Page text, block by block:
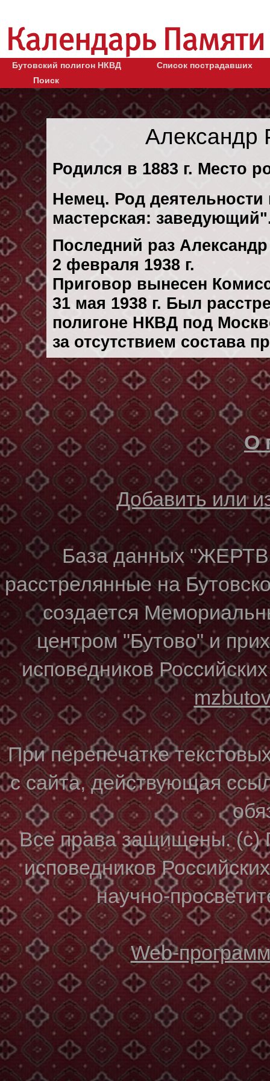
Бутовский полигон НКВД
Список пострадавших
Поиск
Александр
Родился в 1883 г. Место
Немец. Род
мастерская:
Последний раз
2 февраля 1938 г.
Приговор вынесен
31 мая 1938 г. Был
полигоне НКВД под
за отсутствием состава
О
Добавить или
База данных
расстрелянные на
создается
центром "Бутово" и
исповедников
При перепечатке
с сайта, действующая
Все права защищены. (с)
исповедников
научно-
Web-